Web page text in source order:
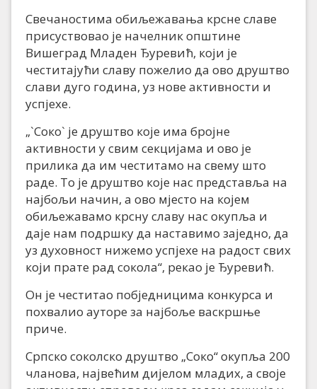
Свечаностима обиљежавања крсне славе
присуствовао је начелник општине
Вишеград Младен Ђуревић, који је
честитајући славу пожелио да ово друштво
слави дуго година, уз нове активности и
успјехе.
„`Соко` је друштво које има бројне
активности у свим секцијама и ово је
прилика да им честитамо на свему што
раде. То је друштво које нас представља на
најбољи начин, а ово мјесто на којем
обиљежавамо крсну славу нас окупља и
даје нам подршку да наставимо заједно, да
уз духовност нижемо успјехе на радост свих
који прате рад сокола“, рекао је Ђуревић.
Он је честитао побједницима конкурса и
похвалио ауторе за најбоље васкршње
приче.
Српско соколско друштво „Соко“ окупља 200
чланова, највећим дијелом младих, а своје